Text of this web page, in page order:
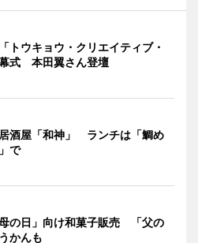
トウキョウ・クリエイティブ・
式 本田翼さん登壇
酒屋「和神」 ランチは「鯛め
で
の日」向け和菓子販売 「父の
かんも